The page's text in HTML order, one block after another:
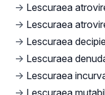
→ Lescuraea
→ Lescuraea
→ Lescuraea
→ Lescuraea
→ Lescuraea
→ Lescuraea